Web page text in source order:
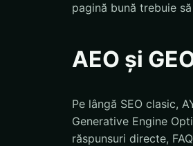
pagină bună trebuie
AEO și
Pe lângă SEO clasic,
Generative Engine
răspunsuri directe,